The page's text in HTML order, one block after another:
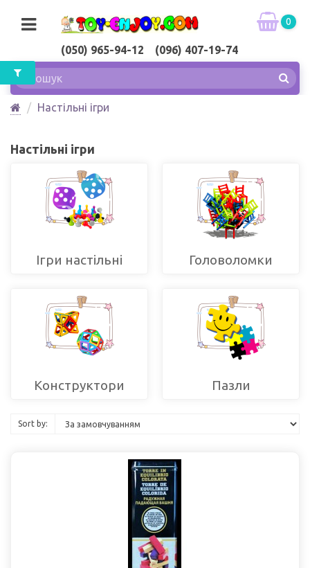
(050) 965-94-12 (096) 407-19-74
0
Настільні ігри
Настільні ігри
Ігри настільні Головоломки
Конструктори Пазли
Sort by: